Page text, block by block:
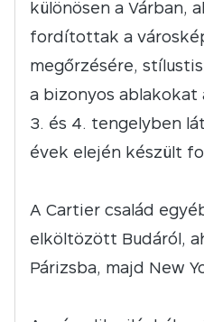
különösen a Várban,
fordítottak a
megőrzésére,
a bizonyos ablakokat
3. és 4. tengelyben
évek elején készült
A Cartier család
elköltözött Budáról,
Párizsba, majd New